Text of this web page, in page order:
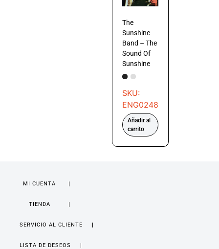
The
Sunshine
Band – The
Sound Of
Sunshine
SKU:
ENG0248
Añadir al
carrito
MI CUENTA
TIENDA
SERVICIO AL CLIENTE
LISTA DE DESEOS